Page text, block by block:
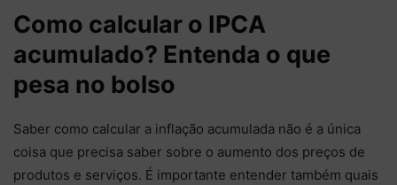
Como calcular o IPCA
acumulado? Entenda o que
pesa no bolso
Saber como calcular a inflação acumulada não é a única
coisa que precisa saber sobre o aumento dos preços de
produtos e serviços. É importante entender também quais